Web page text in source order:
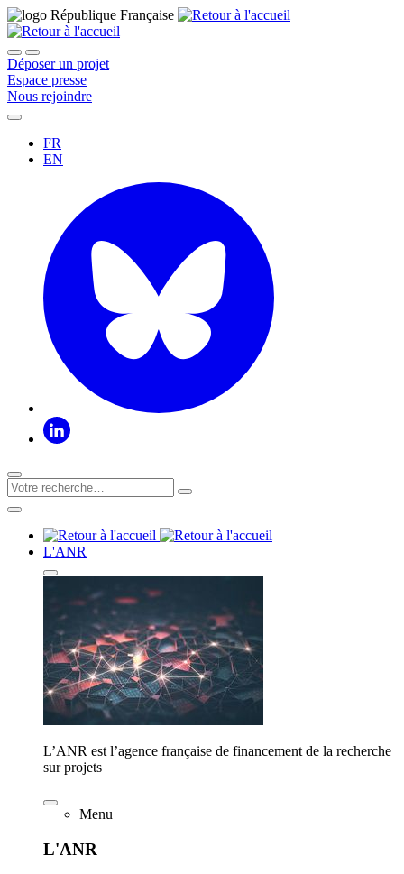
Déposer un projet
Espace presse
Nous rejoindre
FR
EN
L'ANR
L’ANR est l’agence française de financement de la recherche
sur projets
Menu
L'ANR